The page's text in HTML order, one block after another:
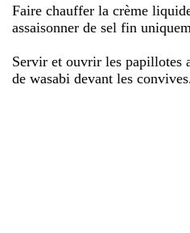
Faire chauffer la crème
assaisonner de sel fin
Servir et ouvrir les papillotes
de wasabi devant les